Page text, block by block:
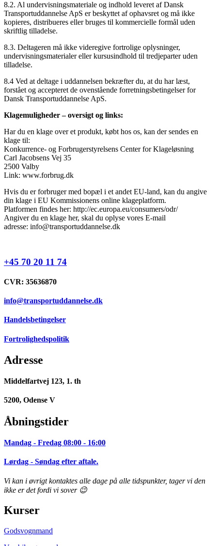
8.2. Al undervisningsmateriale og indhold leveret af Dansk
Transportuddannelse ApS er beskyttet af ophavsret og må ikke
kopieres, distribueres eller bruges til kommercielle formål uden
skriftlig tilladelse.
8.3. Deltageren må ikke videregive fortrolige oplysninger,
undervisningsmaterialer eller kursusindhold til tredjeparter uden
tilladelse.
8.4 Ved at deltage i uddannelsen bekræfter du, at du har læst,
forstået og accepteret de ovenstående forretningsbetingelser for
Dansk Transportuddannelse ApS.
Klagemuligheder – oversigt og links:
Har du en klage over et produkt, købt hos os, kan der sendes en
klage til:
Konkurrence- og Forbrugerstyrelsens Center for Klageløsning
Carl Jacobsens Vej 35
2500 Valby
Link: www.forbrug.dk
Hvis du er forbruger med bopæl i et andet EU-land, kan du angive
din klage i EU Kommissionens online klageplatform.
Platformen findes her: http://ec.europa.eu/consumers/odr/
Angiver du en klage her, skal du oplyse vores E-mail
adresse: info@transportuddannelse.dk
+45 70 20 11 74
CVR: 35636870
info@transportuddannelse.dk
Handelsbetingelser
Fortrolighedspolitik
Adresse
Middelfartvej 123, 1. th
5200, Odense V
Åbningstider
Mandag - Fredag 08:00 - 16:00
Lørdag - Søndag efter aftale.
Vi kan i øvrigt kontaktes alle dage på alle tidspunkter, tager vi den
ikke er det fordi vi sover 😉
Kurser
Godsvognmand